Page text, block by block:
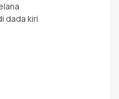
dada kiri